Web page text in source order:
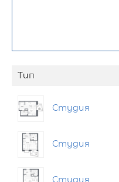
Тип
Студия
Студия